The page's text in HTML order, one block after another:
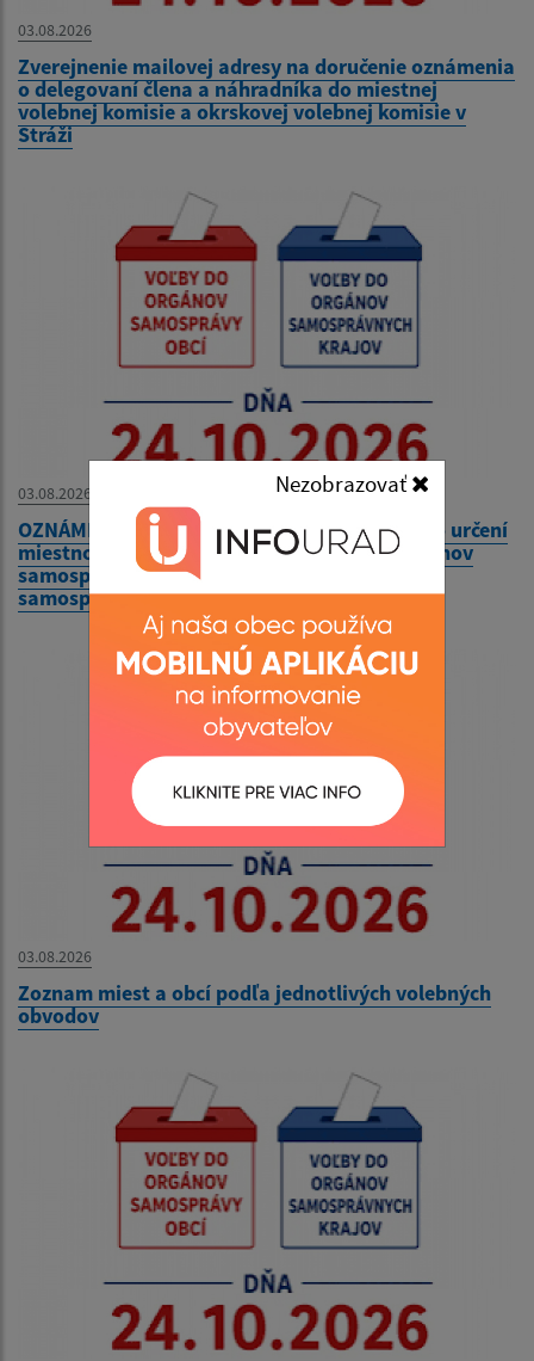
Nezobrazovať
03.08.2026
Zverejnenie mailovej adresy na doručenie oznámenia
o delegovaní člena a náhradníka do miestnej
volebnej komisie a okrskovej volebnej komisie v
Stráži
03.08.2026
OZNÁMENIE o utvorení volebných okrskov a o určení
miestností na hlasovanie vo voľbách do orgánov
samosprávy obcí a volieb do orgánov
samosprávnych krajov v roku 2026
03.08.2026
Zoznam miest a obcí podľa jednotlivých volebných
obvodov